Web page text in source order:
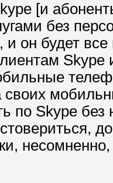
[и
без
и он будет
своих
по Skype